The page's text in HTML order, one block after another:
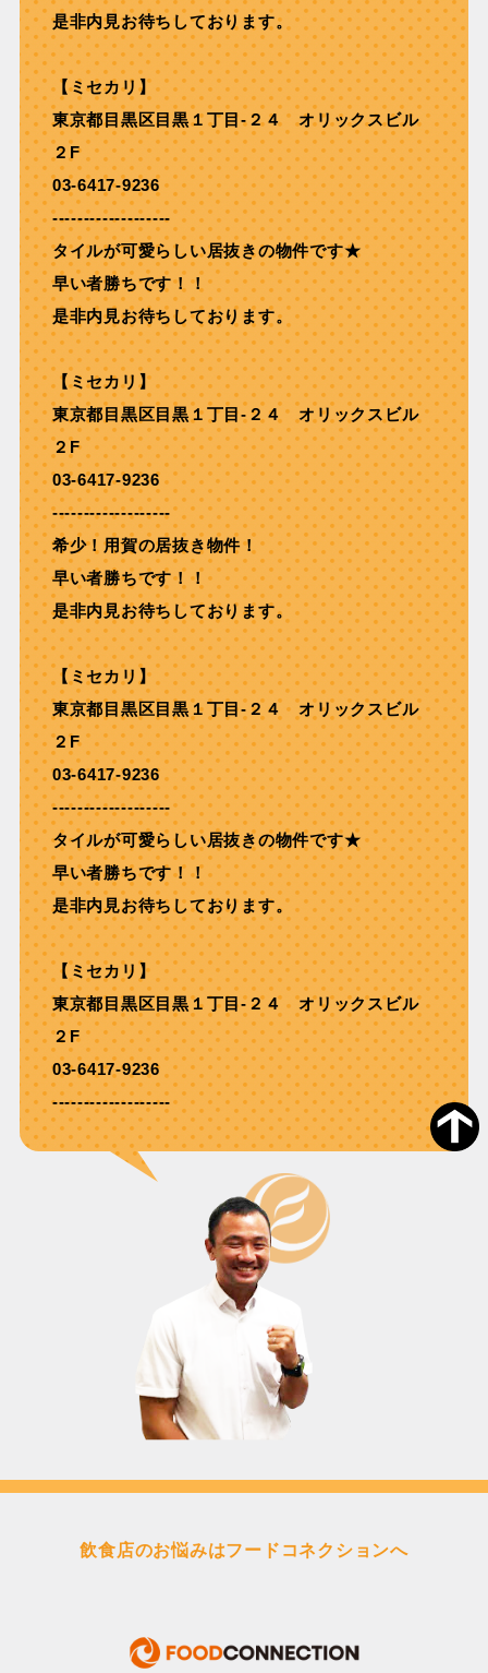
是非内見お待ちしております。
【ミセカリ】
東京都目黒区目黒１丁目-２４ オリックスビル
２F
03-6417-9236
-------------------
タイルが可愛らしい居抜きの物件です★
早い者勝ちです！！
是非内見お待ちしております。
【ミセカリ】
東京都目黒区目黒１丁目-２４ オリックスビル
２F
03-6417-9236
-------------------
希少！用賀の居抜き物件！
早い者勝ちです！！
是非内見お待ちしております。
【ミセカリ】
東京都目黒区目黒１丁目-２４ オリックスビル
２F
03-6417-9236
-------------------
タイルが可愛らしい居抜きの物件です★
早い者勝ちです！！
是非内見お待ちしております。
【ミセカリ】
東京都目黒区目黒１丁目-２４ オリックスビル
２F
03-6417-9236
-------------------
飲食店のお悩みはフードコネクションへ